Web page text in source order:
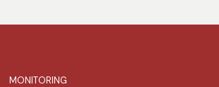
MONITORING